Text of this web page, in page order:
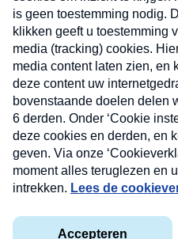
Privacyverklaring
Nieuwsbrief
Neem hier een gratis
nieuwsbrief. Elke vrijdag-